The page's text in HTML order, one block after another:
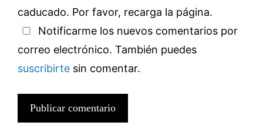
caducado. Por favor, recarga la página.
Notificarme los nuevos comentarios por
correo electrónico. También puedes
suscribirte sin comentar.